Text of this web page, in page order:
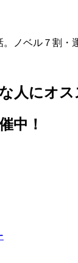
ノベル７割・
人にオ
中！